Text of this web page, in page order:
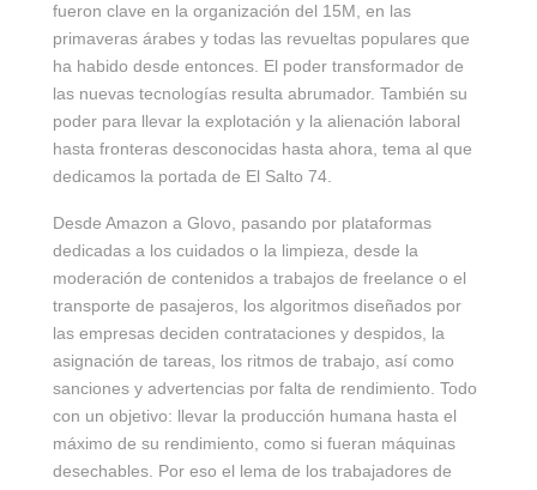
fueron clave en la organización del 15M, en las
primaveras árabes y todas las revueltas populares que
ha habido desde entonces. El poder transformador de
las nuevas tecnologías resulta abrumador. También su
poder para llevar la explotación y la alienación laboral
hasta fronteras desconocidas hasta ahora, tema al que
dedicamos la portada de El Salto 74.
Desde Amazon a Glovo, pasando por plataformas
dedicadas a los cuidados o la limpieza, desde la
moderación de contenidos a trabajos de freelance o el
transporte de pasajeros, los algoritmos diseñados por
las empresas deciden contrataciones y despidos, la
asignación de tareas, los ritmos de trabajo, así como
sanciones y advertencias por falta de rendimiento. Todo
con un objetivo: llevar la producción humana hasta el
máximo de su rendimiento, como si fueran máquinas
desechables. Por eso el lema de los trabajadores de